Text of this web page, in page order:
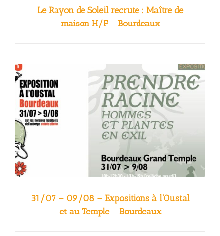
Le Rayon de Soleil recrute : Maître de
maison H/F – Bourdeaux
31/07 – 09/08 – Expositions à l’Oustal
et au Temple – Bourdeaux